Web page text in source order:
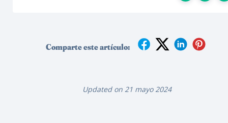
Comparte este artículo:
Updated on 21 mayo 2024